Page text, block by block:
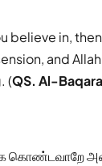
believe in,
and
(QS. Al-
கொண்டவாறே